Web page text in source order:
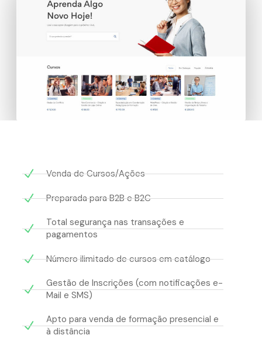
Venda de Cursos/Ações
Preparada para B2B e B2C
Total segurança nas transações e
pagamentos
Número ilimitado de cursos em catálogo
Gestão de Inscrições (com notificações e-
Mail e SMS)
Apto para venda de formação presencial e
à distância